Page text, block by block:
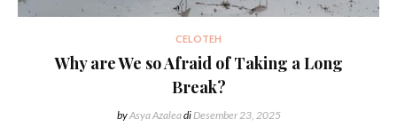
CELOTEH
Why are We so Afraid of Taking a Long
Break?
byAsya AzaleadiDesember 23, 2025